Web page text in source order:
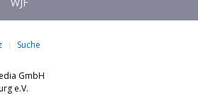
Suche
GmbH
e.V.